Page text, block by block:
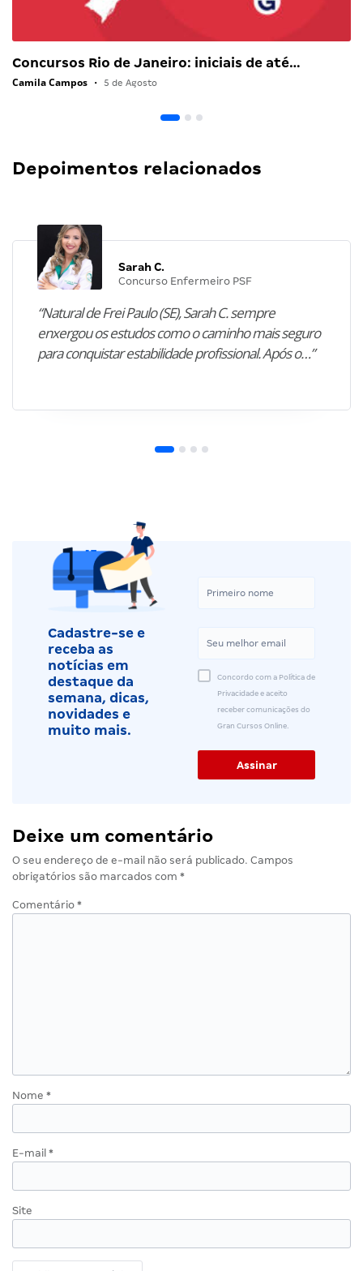
Concursos Rio de Janeiro: iniciais de até…
Camila Campos • 5 de Agosto
Depoimentos relacionados
Sarah C.
Concurso Enfermeiro PSF
“Natural de Frei Paulo (SE), Sarah C. sempre
enxergou os estudos como o caminho mais seguro
para conquistar estabilidade profissional. Após o…”
Cadastre-se e
receba as
notícias em
destaque da
semana, dicas,
novidades e
muito mais.
Concordo com a Política de
Privacidade e aceito
receber comunicações do
Gran Cursos Online.
Deixe um comentário
O seu endereço de e-mail não será publicado. Campos
obrigatórios são marcados com *
Comentário *
Nome *
E-mail *
Site